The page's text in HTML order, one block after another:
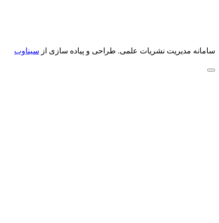
سامانه مدیریت نشریات علمی. طراحی و پیاده سازی از سیناوب